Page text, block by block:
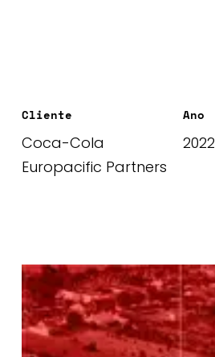
Cliente
Coca-Cola
Europacific Partners
Ano
2022